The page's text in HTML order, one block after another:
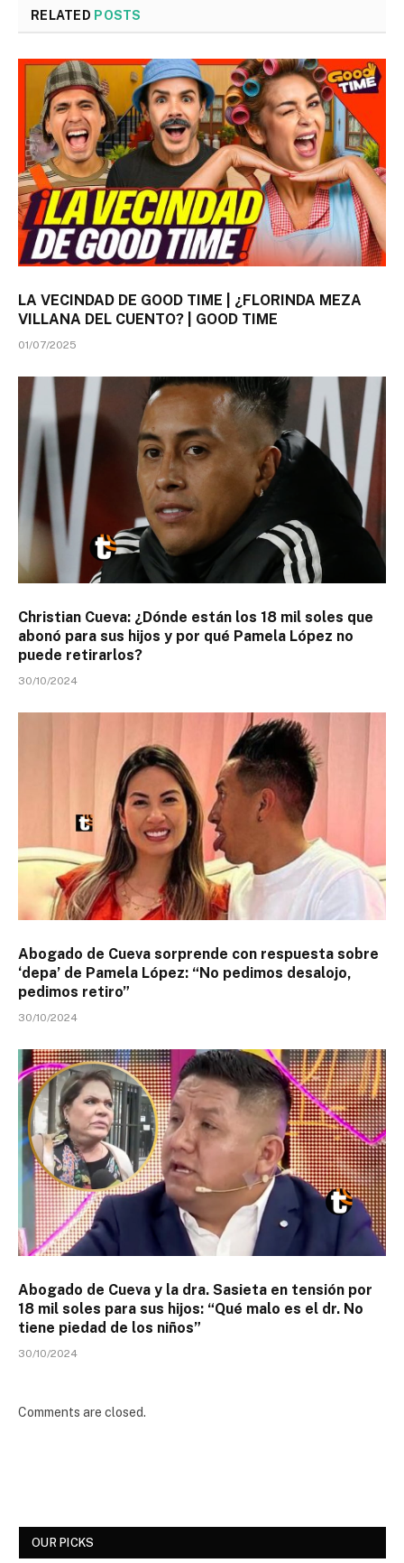
RELATED POSTS
LA VECINDAD DE GOOD TIME | ¿FLORINDA MEZA
VILLANA DEL CUENTO? | GOOD TIME
01/07/2025
Christian Cueva: ¿Dónde están los 18 mil soles que
abonó para sus hijos y por qué Pamela López no
puede retirarlos?
30/10/2024
Abogado de Cueva sorprende con respuesta sobre
‘depa’ de Pamela López: “No pedimos desalojo,
pedimos retiro”
30/10/2024
Abogado de Cueva y la dra. Sasieta en tensión por
18 mil soles para sus hijos: “Qué malo es el dr. No
tiene piedad de los niños”
30/10/2024
Comments are closed.
OUR PICKS